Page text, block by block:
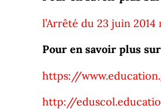
Pour en savoir plus
https://
http://
l’Arrêté du 23 juin